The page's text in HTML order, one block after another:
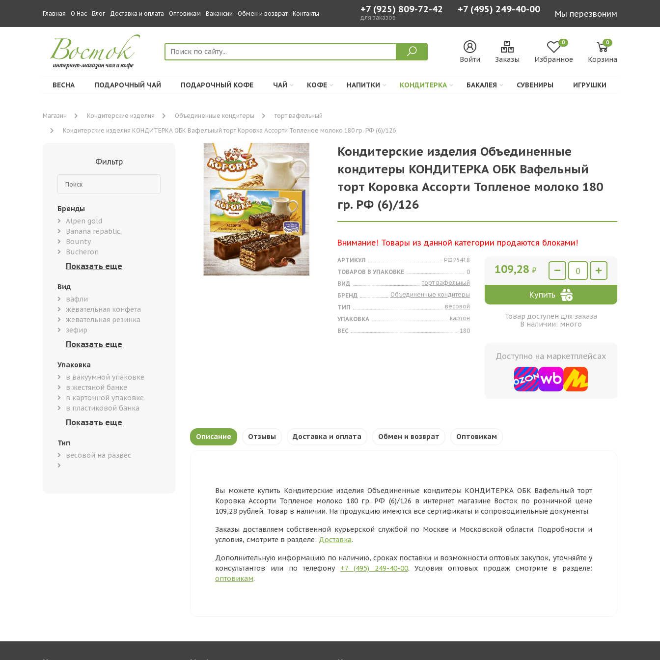
Главная О Нас Блог Доставка и оплата Оптовикам Вакансии Обмен и возврат Контакты +7 (925) 809-72-42
для заказов
+7 (495) 249-40-00 Мы перезвоним
Войти Заказы
0
Избранное
0
Корзина
ВЕСНА ПОДАРОЧНЫЙ ЧАЙ ПОДАРОЧНЫЙ КОФЕ ЧАЙ КОФЕ НАПИТКИ КОНДИТЕРКА БАКАЛЕЯ СУВЕНИРЫ ИГРУШКИ
Магазин Кондитерские изделия Объединенные кондитеры
торт вафельный
Кондитерские изделия КОНДИТЕРКА ОБК Вафельный торт Коровка Ассорти Топленое молоко 180 гр. РФ (6)/126
Фильтр
Бренды
Alpen gold
Banana repablic
Bounty
Bucheron
Вид
вафли
жевательная конфета
жевательная резинка
зефир
Упаковка
в вакуумной упаковке
в жестяной банке
в картонной упаковке
в пластиковой банка
Тип
весовой на развес
Кондитерские изделия Объединенные
кондитеры КОНДИТЕРКА ОБК Вафельный
торт Коровка Ассорти Топленое молоко 180
гр. РФ (6)/126
Внимание! Товары из данной категории продаются блоками!
АРТИКУЛ
РФ25418
ТОВАРОВ В УПАКОВКЕ
0
ВИД
торт вафельный
БРЕНД
Объединенные кондитеры
ТИП
весовой
УПАКОВКА
картон
ВЕС
180
109,28 ₽
Купить
Товар доступен для заказа
В наличии: много
Доступно на маркетплейсах
Описание Отзывы Доставка и оплата Обмен и возврат Оптовикам
Вы можете купить Кондитерские изделия Объединенные кондитеры КОНДИТЕРКА ОБК Вафельный торт
Коровка Ассорти Топленое молоко 180 гр. РФ (6)/126 в интернет магазине Восток по розничной цене
109,28 рублей. Товар в наличии. На продукцию имеются все сертификаты и сопроводительные документы.
Заказы доставляем собственной курьерской службой по Москве и Московской области. Подробности и
условия, смотрите в разделе: Доставка.
Дополнительную информацию по наличию, сроках поставки и возможности оптовых закупок, уточняйте у
консультантов или по телефону +7 (495) 249-40-00. Условия оптовых продаж смотрите в разделе:
оптовикам.